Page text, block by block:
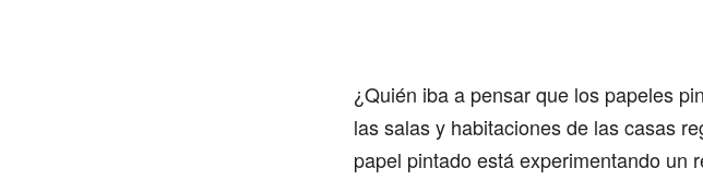
¿Quién iba a pensar que los papeles
las salas y habitaciones de las casas
papel pintado está experimentando un